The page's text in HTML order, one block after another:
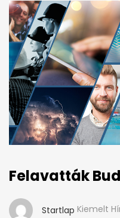
Felavatták
Startlap Kiemelt